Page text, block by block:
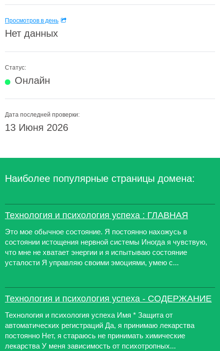
Просмотров в день
Нет данных
Статус:
Онлайн
Дата последней проверки:
13 Июня 2026
Наиболее популярные страницы домена:
Технология и психология успеха : ГЛАВНАЯ
Это мое обычное состояние. Я постоянно нахожусь в
состоянии истощения нервной системы Иногда я чувствую,
что мне не хватает энергии и я испытываю состояние
усталости Я управляю своими эмоциями, умею с...
Технология и психология успеха - СОДЕРЖАНИЕ
Технология и психология успеха Имя * Защита от
автоматических регистраций Да, я принимаю лекарства
постоянно Нет, я стараюсь не принимать химические
лекарства У меня зависимость от психотропных...